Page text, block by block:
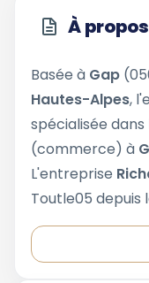
À
Basée à Gap
Hautes-Alpes,
spécialisée
(commerce) à
L'entreprise
Toutle05 depuis